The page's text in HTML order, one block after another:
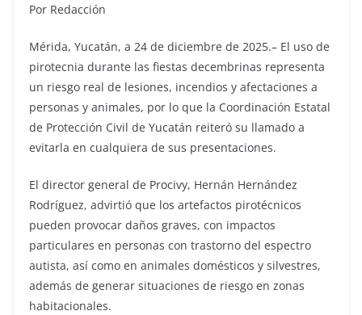
Por Redacción
Mérida, Yucatán, a 24 de diciembre de 2025.– El uso de
pirotecnia durante las fiestas decembrinas representa
un riesgo real de lesiones, incendios y afectaciones a
personas y animales, por lo que la Coordinación Estatal
de Protección Civil de Yucatán reiteró su llamado a
evitarla en cualquiera de sus presentaciones.
El director general de Procivy, Hernán Hernández
Rodríguez, advirtió que los artefactos pirotécnicos
pueden provocar daños graves, con impactos
particulares en personas con trastorno del espectro
autista, así como en animales domésticos y silvestres,
además de generar situaciones de riesgo en zonas
habitacionales.